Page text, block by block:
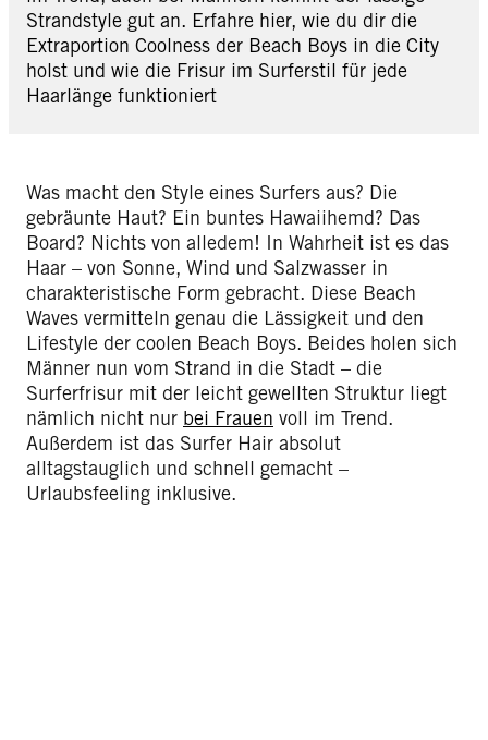
Strandstyle gut an. Erfahre hier, wie du dir die
Extraportion Coolness der Beach Boys in die City
holst und wie die Frisur im Surferstil für jede
Haarlänge funktioniert
Was macht den Style eines Surfers aus? Die
gebräunte Haut? Ein buntes Hawaiihemd? Das
Board? Nichts von alledem! In Wahrheit ist es das
Haar – von Sonne, Wind und Salzwasser in
charakteristische Form gebracht. Diese Beach
Waves vermitteln genau die Lässigkeit und den
Lifestyle der coolen Beach Boys. Beides holen sich
Männer nun vom Strand in die Stadt – die
Surferfrisur mit der leicht gewellten Struktur liegt
nämlich nicht nur bei Frauen voll im Trend.
Außerdem ist das Surfer Hair absolut
alltagstauglich und schnell gemacht –
Urlaubsfeeling inklusive.